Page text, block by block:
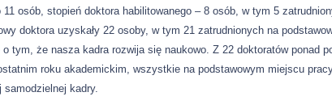
osób, stopień doktora habilitowanego – 8 osób, w tym 5
doktora uzyskały 22 osoby, w tym 21 zatrudnionych na
tym, że nasza kadra rozwija się naukowo. Z 22 doktoratów ponad
roku akademickim, wszystkie na podstawowym miejscu
samodzielnej kadry.